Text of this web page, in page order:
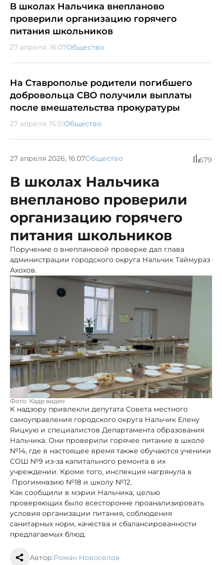
В школах Нальчика внепланово
проверили организацию горячего
питания школьников
27 апреля, 16:07Общество
На Ставрополье родители погибшего
добровольца СВО получили выплаты
после вмешательства прокуратуры
27 апреля, 15:51Общество
27 апреля 2026, 16:07Общество 679
В школах Нальчика
внепланово проверили
организацию горячего
питания школьников
Поручение о внеплановой проверке дал глава
администрации городского округа Нальчик Таймураз
Ахохов.
Фото: Кадр видео
К надзору привлекли депутата Совета местного
самоуправления городского округа Нальчик Елену
Яицкую и специалистов Департамента образования
Нальчика. Они проверили горячее питание в школе
№14, где в настоящее время также обучаются ученики
СОШ №9 из-за капитального ремонта в их
учреждении. Кроме того, инспекция нагрянула в
Прогимназию №18 и школу №12.
Как сообщили в мэрии Нальчика, целью
проверяющих было всесторонне проанализировать
условия организации питания, соблюдения
санитарных норм, качества и сбалансированности
предлагаемых блюд.
Автор:Роман Новоселов